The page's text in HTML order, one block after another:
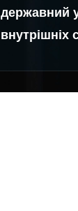
державний
внутрішніх